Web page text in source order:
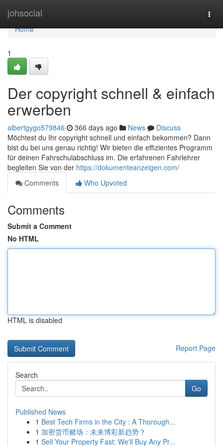
johsocial
Home
Home
1
Der copyright schnell & einfach
erwerben
albertgygo579846 366 days ago News
Discuss
Möchtest du Ihr copyright schnell und einfach bekommen? Dann
bist du bei uns genau richtig! Wir bieten die effizientes Programm
für deinen Fahrschulabschluss im. Die erfahrenen Fahrlehrer
begleiten Sie von der https://dokumenteanzeigen.com/
Comments
Who Upvoted
Comments
Submit a Comment
No HTML
HTML is disabled
Report Page
Search
Go
Published News
1 Best Tech Firms in the City : A Thorough...
1 加密货币赌场：未来博彩新趋势？
1 Sell Your Property Fast: We'll Buy Any Pr...